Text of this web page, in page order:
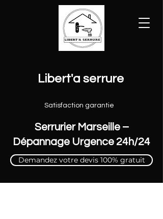
Satisfaction garantie
Libert'a serrure
Serrurier Marseille –
Dépannage Urgence 24h/24
Demandez votre devis 100% gratuit